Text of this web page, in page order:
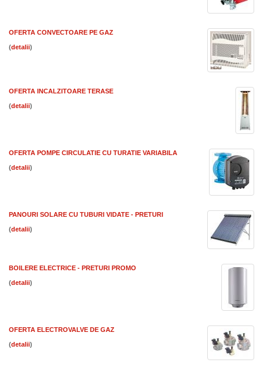
OFERTA CONVECTOARE PE GAZ
( )
OFERTA INCALZITOARE TERASE
( )
OFERTA POMPE CIRCULATIE CU TURATIE VARIABILA
( )
PANOURI SOLARE CU TUBURI VIDATE - PRETURI
( )
BOILERE ELECTRICE - PRETURI PROMO
( )
OFERTA ELECTROVALVE DE GAZ
( )